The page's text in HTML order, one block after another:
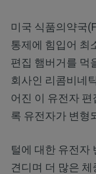
미국 식품의약국
통제에 힘입어 최
편집 햄버거를 먹
회사인 리콤비네
어진 이 유전자
록 유전자가 변형
털에 대한 유전자
견디며 더 많은